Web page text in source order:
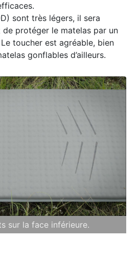
sont très légers, il sera
protéger le matelas par un
toucher est agréable, bien
gonflables d’ailleurs.
sur la face inférieure.